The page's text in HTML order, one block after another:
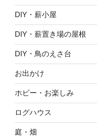
DIY・薪小屋
DIY・薪置き場の屋根
DIY・鳥のえさ台
お出かけ
ホビー・お楽しみ
ログハウス
庭・畑